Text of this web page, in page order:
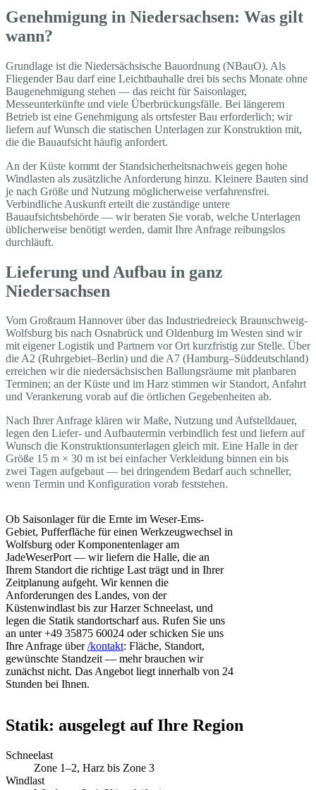
Genehmigung in Niedersachsen: Was gilt
wann?
Grundlage ist die Niedersächsische Bauordnung (NBauO). Als
Fliegender Bau darf eine Leichtbauhalle drei bis sechs Monate ohne
Baugenehmigung stehen — das reicht für Saisonlager,
Messeunterkünfte und viele Überbrückungsfälle. Bei längerem
Betrieb ist eine Genehmigung als ortsfester Bau erforderlich; wir
liefern auf Wunsch die statischen Unterlagen zur Konstruktion mit,
die die Bauaufsicht häufig anfordert.
An der Küste kommt der Standsicherheitsnachweis gegen hohe
Windlasten als zusätzliche Anforderung hinzu. Kleinere Bauten sind
je nach Größe und Nutzung möglicherweise verfahrensfrei.
Verbindliche Auskunft erteilt die zuständige untere
Bauaufsichtsbehörde — wir beraten Sie vorab, welche Unterlagen
üblicherweise benötigt werden, damit Ihre Anfrage reibungslos
durchläuft.
Lieferung und Aufbau in ganz
Niedersachsen
Vom Großraum Hannover über das Industriedreieck Braunschweig-
Wolfsburg bis nach Osnabrück und Oldenburg im Westen sind wir
mit eigener Logistik und Partnern vor Ort kurzfristig zur Stelle. Über
die A2 (Ruhrgebiet–Berlin) und die A7 (Hamburg–Süddeutschland)
erreichen wir die niedersächsischen Ballungsräume mit planbaren
Terminen; an der Küste und im Harz stimmen wir Standort, Anfahrt
und Verankerung vorab auf die örtlichen Gegebenheiten ab.
Nach Ihrer Anfrage klären wir Maße, Nutzung und Aufstelldauer,
legen den Liefer- und Aufbautermin verbindlich fest und liefern auf
Wunsch die Konstruktionsunterlagen gleich mit. Eine Halle in der
Größe 15 m × 30 m ist bei einfacher Verkleidung binnen ein bis
zwei Tagen aufgebaut — bei dringendem Bedarf auch schneller,
wenn Termin und Konfiguration vorab feststehen.
Ob Saisonlager für die Ernte im Weser-Ems-
Gebiet, Pufferfläche für einen Werkzeugwechsel in
Wolfsburg oder Komponentenlager am
JadeWeserPort — wir liefern die Halle, die an
Ihrem Standort die richtige Last trägt und in Ihrer
Zeitplanung aufgeht. Wir kennen die
Anforderungen des Landes, von der
Küstenwindlast bis zur Harzer Schneelast, und
legen die Statik standortscharf aus. Rufen Sie uns
an unter +49 35875 60024 oder schicken Sie uns
Ihre Anfrage über/kontakt: Fläche, Standort,
gewünschte Standzeit — mehr brauchen wir
zunächst nicht. Das Angebot liegt innerhalb von 24
Stunden bei Ihnen.
Statik: ausgelegt auf Ihre Region
Schneelast
Zone 1–2, Harz bis Zone 3
Windlast